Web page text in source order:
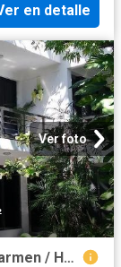
en detalle
Ver foto
Hotel en la Quinta Avenida Playa del Carmen / Hotel on 5th Avenue